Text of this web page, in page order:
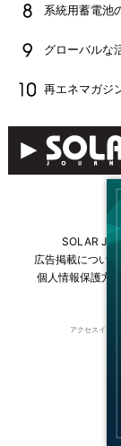
系統用蓄電池
グローバルな
再エネマガジ
SOLAR
広告掲載について
個人情報保護方針
アクセスイン